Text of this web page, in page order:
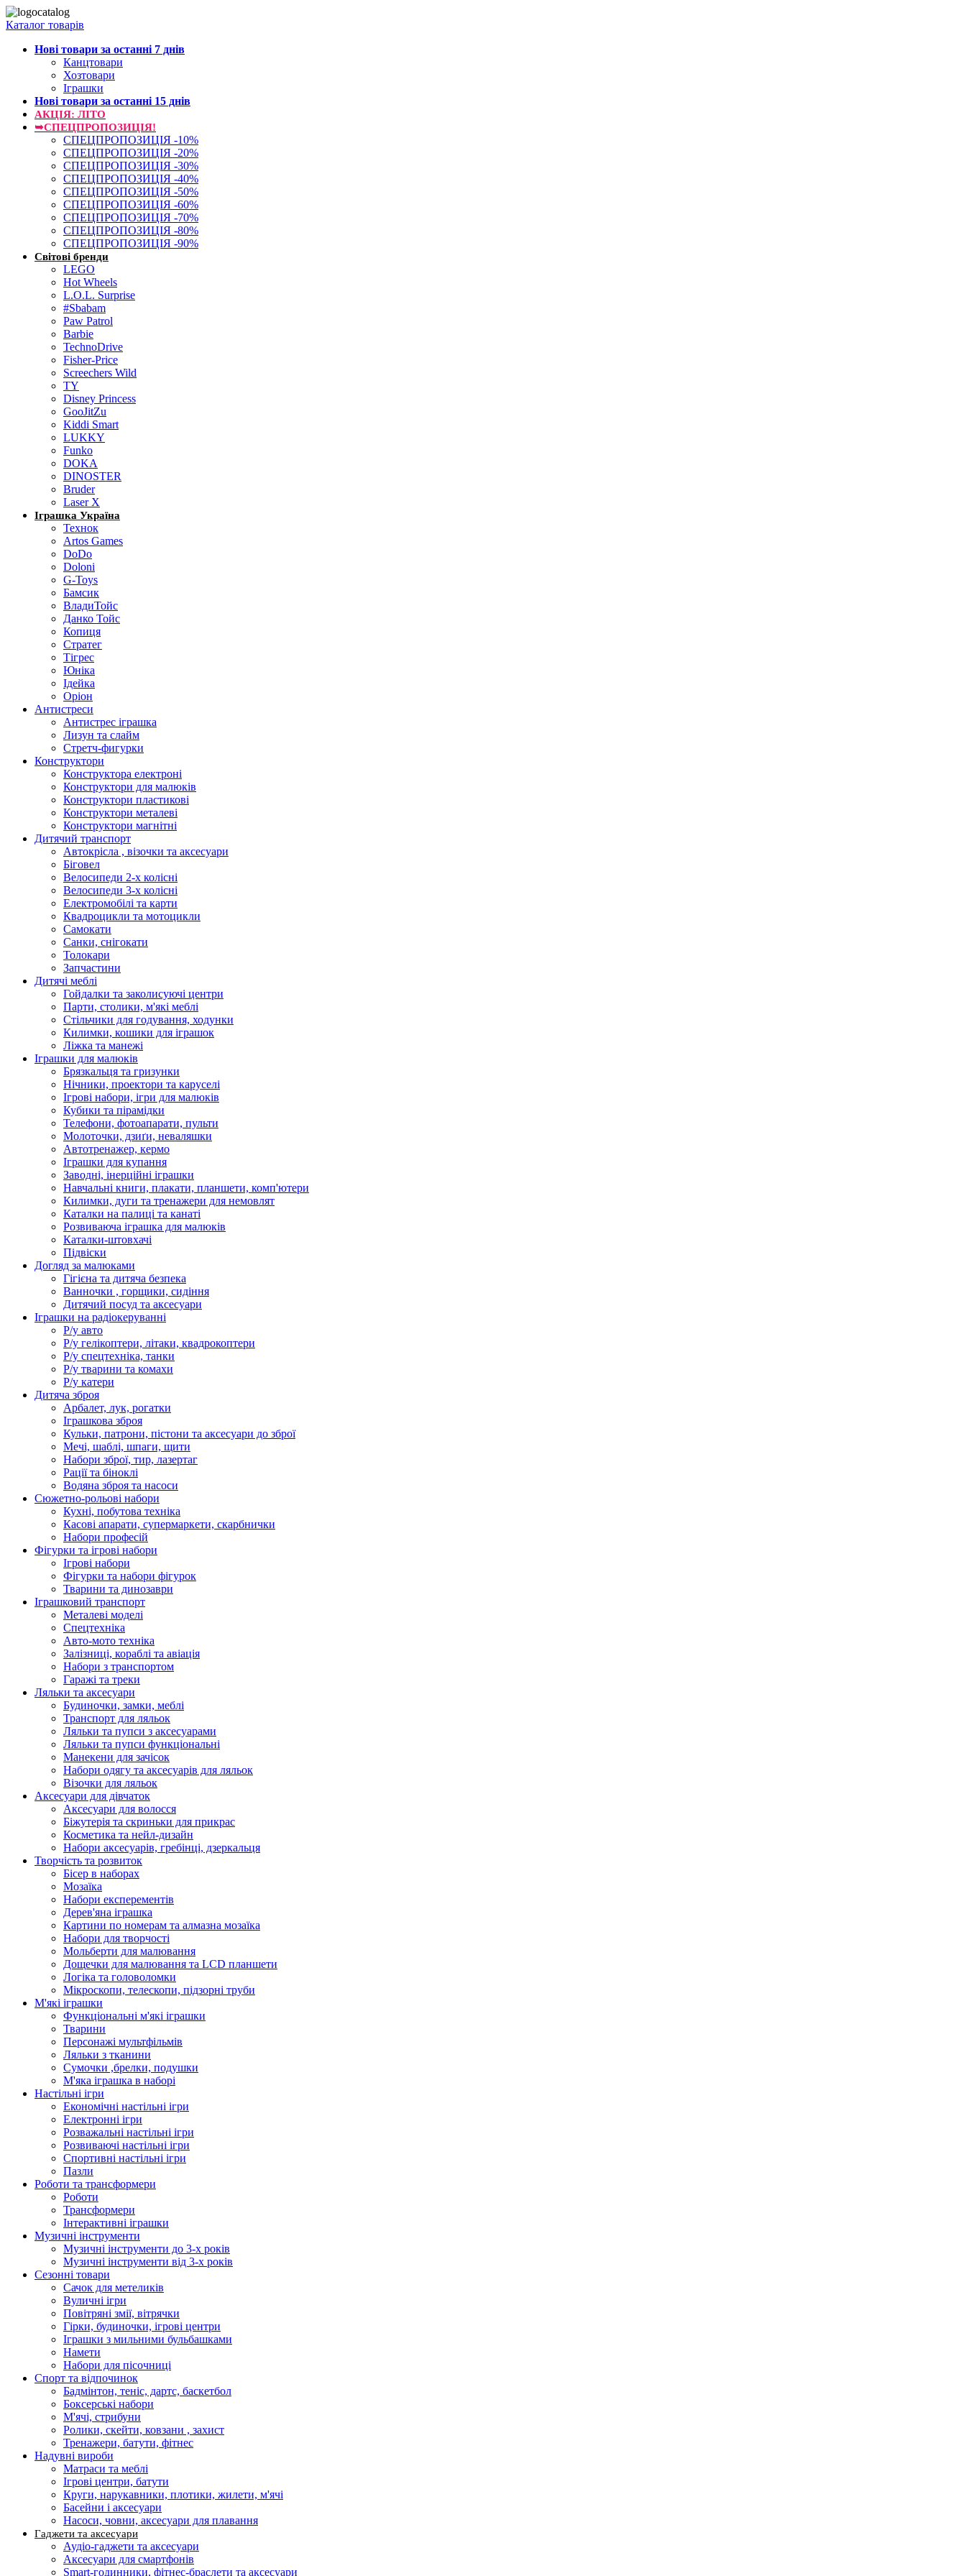
Каталог товарів
Нові товари за останнi 7 днiв
Канцтовари
Хозтовари
Іграшки
Нові товари за останнi 15 днiв
АКЦІЯ: ЛІТО
➥СПЕЦПРОПОЗИЦІЯ!
СПЕЦПРОПОЗИЦІЯ -10%
СПЕЦПРОПОЗИЦІЯ -20%
СПЕЦПРОПОЗИЦІЯ -30%
СПЕЦПРОПОЗИЦІЯ -40%
СПЕЦПРОПОЗИЦІЯ -50%
СПЕЦПРОПОЗИЦІЯ -60%
СПЕЦПРОПОЗИЦІЯ -70%
СПЕЦПРОПОЗИЦІЯ -80%
СПЕЦПРОПОЗИЦІЯ -90%
Світові бренди
LEGO
Hot Wheels
L.O.L. Surprise
#Sbabam
Paw Patrol
Barbie
TechnoDrive
Fisher-Price
Screechers Wild
TY
Disney Princess
GooJitZu
Kiddi Smart
LUKKY
Funko
DOKA
DINOSTER
Bruder
Laser X
Іграшка Україна
Технок
Artos Games
DoDo
Doloni
G-Toys
Бамсик
ВладиТойс
Данко Тойс
Копиця
Стратег
Тігрес
Юніка
Ідейка
Оріон
Антистреси
Антистрес іграшка
Лизун та слайм
Стретч-фигурки
Конструктори
Конструктора електроні
Конструктори для малюків
Конструктори пластикові
Конструктори металеві
Конструктори магнітні
Дитячий транспорт
Автокрісла , візочки та аксесуари
Біговел
Велосипеди 2-х колісні
Велосипеди 3-х колісні
Електромобілі та карти
Квадроцикли та мотоцикли
Самокати
Санки, снігокати
Толокари
Запчастини
Дитячі меблі
Гойдалки та заколисуючі центри
Парти, столики, м'які меблі
Стільчики для годування, ходунки
Килимки, кошики для іграшок
Ліжка та манежі
Іграшки для малюків
Брязкальця та гризунки
Нічники, проектори та каруселі
Ігрові набори, ігри для малюків
Кубики та пірамідки
Телефони, фотоапарати, пульти
Молоточки, дзиґи, неваляшки
Автотренажер, кермо
Іграшки для купання
Заводні, інерційні іграшки
Навчальні книги, плакати, планшети, комп'ютери
Килимки, дуги та тренажери для немовлят
Каталки на палиці та канаті
Розвиваюча іграшка для малюків
Каталки-штовхачі
Підвіски
Догляд за малюками
Гігієна та дитяча безпека
Ванночки , горщики, сидіння
Дитячий посуд та аксесуари
Іграшки на радіокеруванні
Р/у авто
Р/у гелікоптери, літаки, квадрокоптери
Р/у спецтехніка, танки
Р/у тварини та комахи
Р/у катери
Дитяча зброя
Арбалет, лук, рогатки
Іграшкова зброя
Кульки, патрони, пістони та аксесуари до зброї
Мечі, шаблі, шпаги, щити
Набори зброї, тир, лазертаг
Рації та біноклі
Водяна зброя та насоси
Сюжетно-рольові набори
Кухні, побутова техніка
Касові апарати, супермаркети, скарбнички
Набори професій
Фігурки та ігрові набори
Ігрові набори
Фігурки та набори фігурок
Тварини та динозаври
Іграшковий транспорт
Металеві моделі
Спецтехніка
Авто-мото техніка
Залізниці, кораблі та авіація
Набори з транспортом
Гаражі та треки
Ляльки та аксесуари
Будиночки, замки, меблі
Транспорт для ляльок
Ляльки та пупси з аксесуарами
Ляльки та пупси функціональні
Манекени для зачісок
Набори одягу та аксесуарів для ляльок
Візочки для ляльок
Аксесуари для дівчаток
Аксесуари для волосся
Біжутерія та скриньки для прикрас
Косметика та нейл-дизайн
Набори аксесуарів, гребінці, дзеркальця
Творчість та розвиток
Бісер в наборах
Мозаїка
Набори експерементів
Дерев'яна іграшка
Картини по номерам та алмазна мозаїка
Набори для творчості
Мольберти для малювання
Дощечки для малювання та LCD планшети
Логіка та головоломки
Мікроскопи, телескопи, підзорні труби
М'які іграшки
Функціональні м'які іграшки
Тварини
Персонажі мультфільмів
Ляльки з тканини
Сумочки ,брелки, подушки
М'яка іграшка в наборі
Настільні ігри
Економічні настільні ігри
Електронні ігри
Розважальні настільні ігри
Розвиваючі настільні ігри
Спортивні настільні ігри
Пазли
Роботи та трансформери
Роботи
Трансформери
Інтерактивні іграшки
Музичні інструменти
Музичні інструменти до 3-х років
Музичні інструменти від 3-х років
Сезонні товари
Сачок для метеликів
Вуличні ігри
Повітряні змії, вітрячки
Гірки, будиночки, ігрові центри
Іграшки з мильними бульбашками
Намети
Набори для пісочниці
Спорт та відпочинок
Бадмінтон, теніс, дартс, баскетбол
Боксерські набори
М'ячі, стрибуни
Ролики, скейти, ковзани , захист
Тренажери, батути, фітнес
Надувні вироби
Матраси та меблі
Ігрові центри, батути
Круги, нарукавники, плотики, жилети, м'ячі
Басейни і аксесуари
Насоси, човни, аксесуари для плавання
Гаджети та аксесуари
Аудіо-гаджети та аксесуари
Аксесуари для смартфонів
Smart-годинники, фітнес-браслети та аксесуари